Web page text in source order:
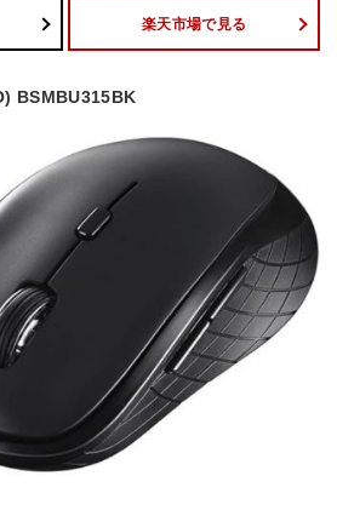
楽天市場で見る
BSMBU315BK